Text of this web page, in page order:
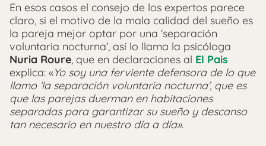
En esos casos el consejo de los expertos parece
claro, si el motivo de la mala calidad del sueño es
la pareja mejor optar por una ‘separación
voluntaria nocturna’, así lo llama la psicóloga
Nuria Roure, que en declaraciones al El Pais
explica: «Yo soy una ferviente defensora de lo que
llamo ‘la separación voluntaria nocturna’, que es
que las parejas duerman en habitaciones
separadas para garantizar su sueño y descanso
tan necesario en nuestro día a día».